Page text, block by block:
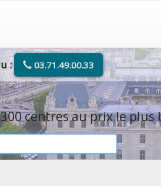
: 03.71.49.00.33
centres au prix le plus